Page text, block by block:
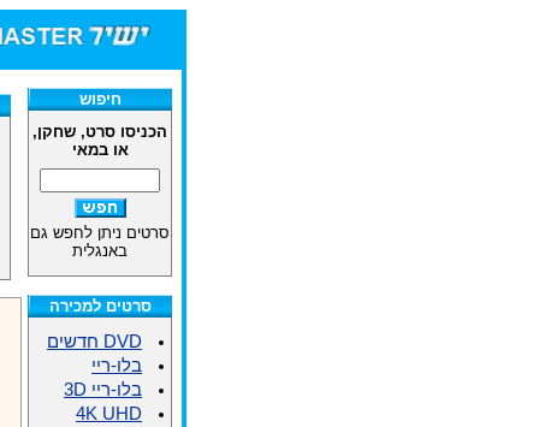
חיפוש
הכניסו סרט, שחקן,
או במאי
סרטים ניתן לחפש גם
באנגלית
סרטים למכירה
DVD חדשים
בלו-ריי
בלו-ריי 3D
4K UHD